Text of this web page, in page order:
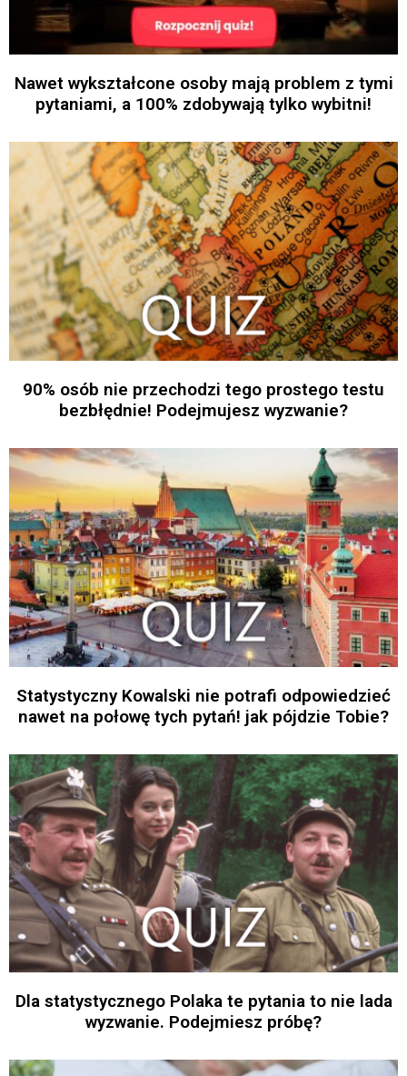
Nawet wykształcone osoby mają problem z tymi
pytaniami, a 100% zdobywają tylko wybitni!
90% osób nie przechodzi tego prostego testu
bezbłędnie! Podejmujesz wyzwanie?
Statystyczny Kowalski nie potrafi odpowiedzieć
nawet na połowę tych pytań! jak pójdzie Tobie?
Dla statystycznego Polaka te pytania to nie lada
wyzwanie. Podejmiesz próbę?